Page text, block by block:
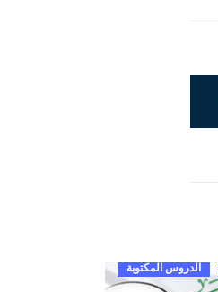
الدروس المكتوبة